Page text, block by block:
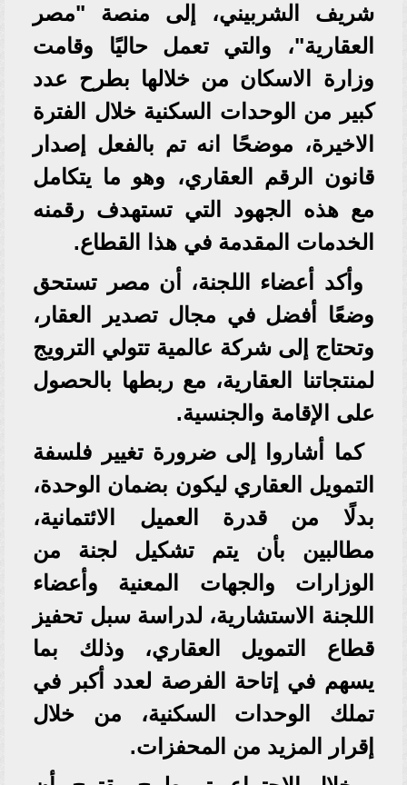
شريف الشربيني، إلى منصة "مصر
العقارية"، والتي تعمل حاليًا وقامت
وزارة الاسكان من خلالها بطرح عدد
كبير من الوحدات السكنية خلال الفترة
الاخيرة، موضحًا انه تم بالفعل إصدار
قانون الرقم العقاري، وهو ما يتكامل
مع هذه الجهود التي تستهدف رقمنه
الخدمات المقدمة في هذا القطاع.
وأكد أعضاء اللجنة، أن مصر تستحق
وضعًا أفضل في مجال تصدير العقار،
وتحتاج إلى شركة عالمية تتولي الترويج
لمنتجاتنا العقارية، مع ربطها بالحصول
على الإقامة والجنسية.
كما أشاروا إلى ضرورة تغيير فلسفة
التمويل العقاري ليكون بضمان الوحدة،
بدلًا من قدرة العميل الائتمانية،
مطالبين بأن يتم تشكيل لجنة من
الوزارات والجهات المعنية وأعضاء
اللجنة الاستشارية، لدراسة سبل تحفيز
قطاع التمويل العقاري، وذلك بما
يسهم في إتاحة الفرصة لعدد أكبر في
تملك الوحدات السكنية، من خلال
إقرار المزيد من المحفزات.